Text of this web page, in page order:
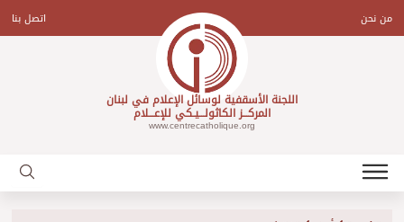
contentمن نحن اتصل بنا
اللجنة الأسقفية لوسائل الإعلام في لبنان
المركـــز الكاثولـــيـكي للإعـــلام
www.centrecatholique.org